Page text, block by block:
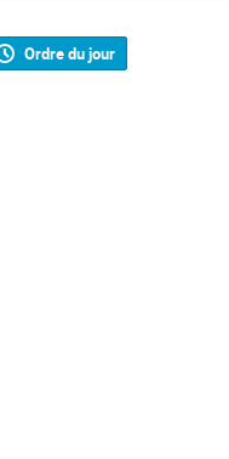
Ordre du jour